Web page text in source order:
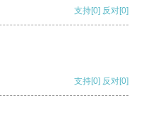
支持[0] 反对[0]
支持[0] 反对[0]